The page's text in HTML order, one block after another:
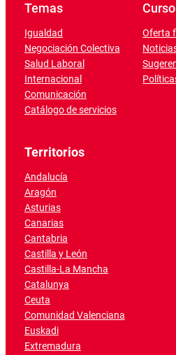
Temas
Igualdad
Negociación Colectiva
Salud Laboral
Internacional
Comunicación
Catálogo de servicios
Oferta
Territorios
Andalucía
Aragón
Asturias
Canarias
Cantabria
Castilla y León
Castilla-La Mancha
Catalunya
Ceuta
Comunidad Valenciana
Euskadi
Extremadura